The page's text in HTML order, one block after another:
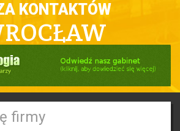
KONTAKTÓW